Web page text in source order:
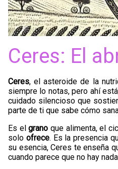
Ceres: El
Ceres, el asteroide de la
siempre lo notas, pero ahí
cuidado silencioso que
parte de ti que sabe cómo
Es elgrano que alimenta, el
solo ofrece. Es la presencia
su esencia, Ceres te enseña
cuando parece que no hay